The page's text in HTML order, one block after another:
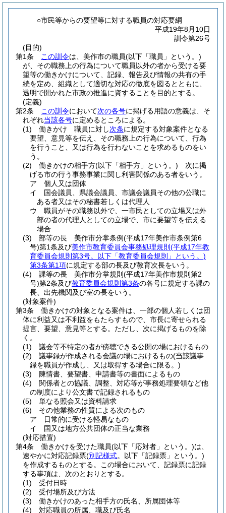
○市民等からの要望等に対する職員の対応要綱
平成19年8月10日
訓令第26号
(目的)
第1条
この訓令は、美作市の職員(以下「職員」という。)
が、その職務上の行為について職員以外の者から受ける要
望等の働きかけについて、記録、報告及び情報の共有の手
続を定め、組織として適切な対応の徹底を図るとともに、
透明で開かれた市政の推進に資することを目的とする。
(定義)
第2条
この訓令において次の各号に掲げる用語の意義は、そ
れぞれ当該各号に定めるところによる。
(1)
働きかけ 職員に対し次条に規定する対象案件となる
要望、意見等を伝え、その職務上の行為について、行為
を行うこと、又は行為を行わないことを求めるものをい
う。
(2)
働きかけの相手方(以下「相手方」という。) 次に掲
げる市の行う事務事業に関し利害関係のある者をいう。
ア
個人又は団体
イ
国会議員、県議会議員、市議会議員その他の公職に
ある者又はその秘書若しくは代理人
ウ
職員がその職務以外で、一市民としての立場又は外
部の者の代理人としての立場で、市に要望等を伝える
場合
(3)
部等の長 美作市分掌条例(平成17年美作市条例第6
号)第1条及び美作市教育委員会事務処理規則 (平成17年教
育委員会規則第3号。以下「教育委員会規則」という。)
第3条第1項に規定する部の長及び教育次長をいう。
(4)
課等の長 美作市分掌規則 (平成17年美作市規則第2
号)第2条及び教育委員会規則第3条の各号に規定する課の
長、出先機関及び室の長をいう。
(対象案件)
第3条
働きかけの対象となる案件は、一部の個人若しくは団
体に利益又は不利益をもたらすもので、市長に寄せられる
提言、要望、意見等とする。 ただし、次に掲げるものを除
く。
(1)
議会等不特定の者が傍聴できる公開の場におけるもの
(2)
議事録が作成される会議の場におけるもの(当該議事
録を職員が作成し、又は取得する場合に限る。)
(3)
陳情書、要望書、申請書等の書面によるもの
(4)
関係者との協議、調整、対応等が事務処理要領など他
の制度により公文書で記録されるもの
(5)
単なる照会又は資料請求
(6)
その他業務の性質による次のもの
ア
日常的に受ける軽易なもの
イ
国又は地方公共団体の正当な業務
(対応措置)
第4条
働きかけを受けた職員(以下「応対者」という。)は、
速やかに対応記録票(別記様式。以下「記録票」という。)
を作成するものとする。
この場合において、記録票に記録
する事項は、次のとおりとする。
(1)
受付日時
(2)
受付場所及び方法
(3)
働きかけのあった相手方の氏名、所属団体等
(4)
対応職員の所属、職及び氏名